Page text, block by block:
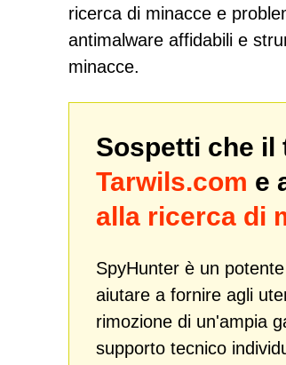
ricerca di minacce e
antimalware affidabili e
minacce.
Sospetti che il
Tarwils.com e
alla ricerca di
SpyHunter è un
aiutare a fornire agli
rimozione di un'ampia
supporto tecnico